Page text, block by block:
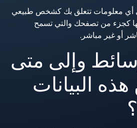
أي معلومات تتعلق بك كشخص طبيعي
كجزء من تصفحك والتي تسمح
أو غير مباشر.
وإلى متى
البيانات